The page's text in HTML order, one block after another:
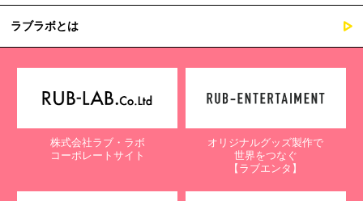
ラブラボとは
株式会社ラブ・ラボ
コーポレートサイト
オリジナルグッズ製作で
世界をつなぐ
【ラブエンタ】